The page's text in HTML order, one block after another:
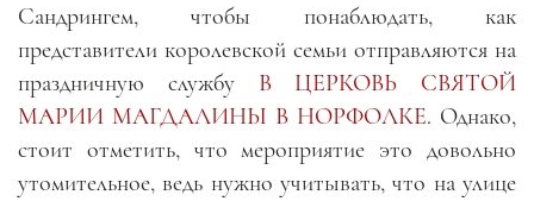
Сандрингем, чтобы понаблюдать, как
представители королевской семьи отправляются на
праздничную службу В ЦЕРКОВЬ СВЯТОЙ
МАРИИ МАГДАЛИНЫ В НОРФОЛКЕ. Однако,
стоит отметить, что мероприятие это довольно
утомительное, ведь нужно учитывать, что на улице